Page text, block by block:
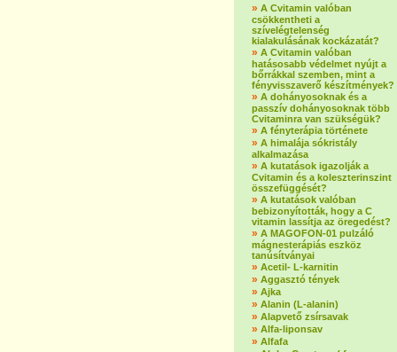
» A Cvitamin valóban
csökkentheti a
szívelégtelenség
kialakulásának kockázatát?
» A Cvitamin valóban
hatásosabb védelmet nyújt a
bőrrákkal szemben, mint a
fényvisszaverő készítmények?
» A dohányosoknak és a
passzív dohányosoknak több
Cvitaminra van szükségük?
» A fényterápia története
» A himalája sókristály
alkalmazása
» A kutatások igazolják a
Cvitamin és a koleszterinszint
összefüggését?
» A kutatások valóban
bebizonyították, hogy a C
vitamin lassítja az öregedést?
» A MAGOFON-01 pulzáló
mágnesterápiás eszköz
tanúsítványai
» Acetil- L-karnitin
» Aggasztó tények
» Ajka
» Alanin (L-alanin)
» Alapvető zsírsavak
» Alfa-liponsav
» Alfafa